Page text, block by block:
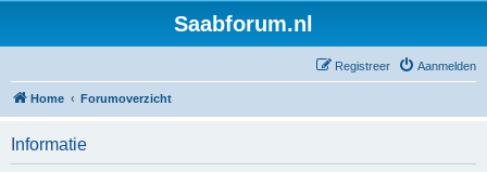
Saabforum.nl
Aanmelden
Registreer
Home Forumoverzicht
Informatie